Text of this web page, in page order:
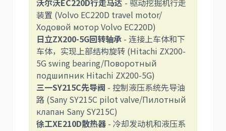
大宇
约翰迪尔 徐工
沃尔沃EC220D行走马达 - 驱动挖掘机行走
装置 (Volvo EC220D travel motor/
Ходовой мотор Volvo EC220D)
日立ZX200-5G回转轴承 - 连接上车体和下
车体，实现上部结构旋转 (Hitachi ZX200-
5G swing bearing/Поворотный
подшипник Hitachi ZX200-5G)
三一SY215C先导阀 - 控制液压系统先导油
路 (Sany SY215C pilot valve/Пилотный
клапан Sany SY215C)
徐工XE210D散热器 - 冷却发动机和液压系